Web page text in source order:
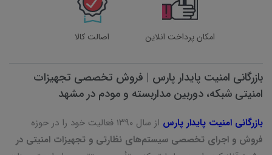
امکان پرداخت انلاین اصالت کالا
بازرگانی امنیت پایدار پارس | فروش تخصصی تجهیزات
امنیتی شبکه، دوربین مداربسته و مودم در مشهد
بازرگانی امنیت پایدار پارس از سال ۱۳۹۰ فعالیت خود را در حوزه
فروش و اجرای تخصصی سیستم‌های نظارتی و تجهیزات امنیتی در